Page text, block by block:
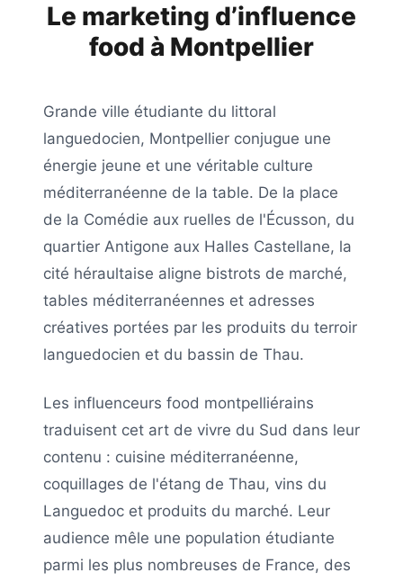
Le marketing d’influence
food à Montpellier
Grande ville étudiante du littoral
languedocien, Montpellier conjugue une
énergie jeune et une véritable culture
méditerranéenne de la table. De la place
de la Comédie aux ruelles de l'Écusson, du
quartier Antigone aux Halles Castellane, la
cité héraultaise aligne bistrots de marché,
tables méditerranéennes et adresses
créatives portées par les produits du terroir
languedocien et du bassin de Thau.
Les influenceurs food montpelliérains
traduisent cet art de vivre du Sud dans leur
contenu : cuisine méditerranéenne,
coquillages de l'étang de Thau, vins du
Languedoc et produits du marché. Leur
audience mêle une population étudiante
parmi les plus nombreuses de France, des